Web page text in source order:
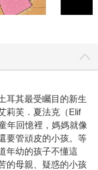
耳其最受矚目的新生
莉芙．夏法克（Elif
年回憶裡，媽媽就像
要管頑皮的小孩。等
年幼的孩子不懂這
的母親、疑惑的小孩